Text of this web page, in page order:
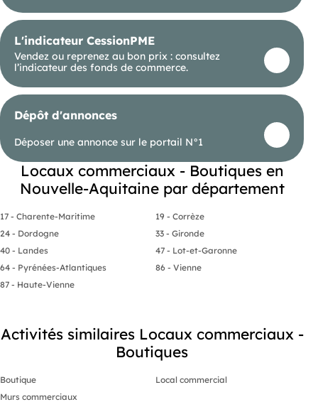
L'indicateur CessionPME
Vendez ou reprenez au bon prix : consultez
l’indicateur des fonds de commerce.
Dépôt d'annonces
Déposer une annonce sur le portail N°1
Locaux commerciaux - Boutiques en
Nouvelle-Aquitaine par département
17 - Charente-Maritime
19 - Corrèze
24 - Dordogne
33 - Gironde
40 - Landes
47 - Lot-et-Garonne
64 - Pyrénées-Atlantiques
86 - Vienne
87 - Haute-Vienne
Activités similaires Locaux commerciaux -
Boutiques
Boutique
Local commercial
Murs commerciaux